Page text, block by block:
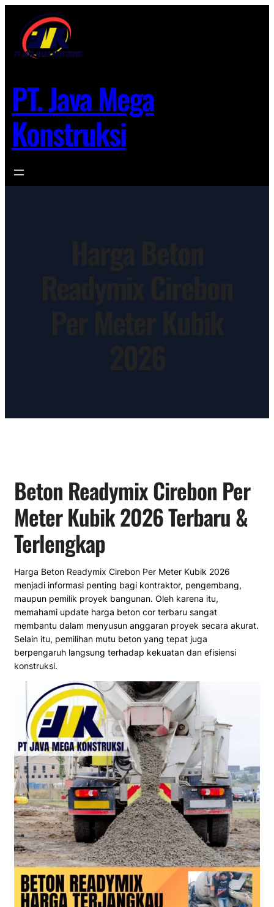
konten
PT. Java Mega
Konstruksi
Beton Readymix Cirebon Per
Meter Kubik 2026 Terbaru &
Terlengkap
Harga Beton Readymix Cirebon Per Meter Kubik 2026
menjadi informasi penting bagi kontraktor, pengembang,
maupun pemilik proyek bangunan. Oleh karena itu,
memahami update harga beton cor terbaru sangat
membantu dalam menyusun anggaran proyek secara akurat.
Selain itu, pemilihan mutu beton yang tepat juga
berpengaruh langsung terhadap kekuatan dan efisiensi
konstruksi.